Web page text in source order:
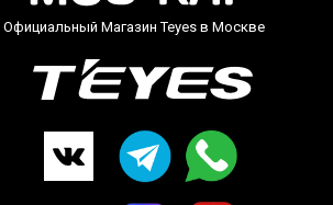
Официальный Магазин Teyes в Москве